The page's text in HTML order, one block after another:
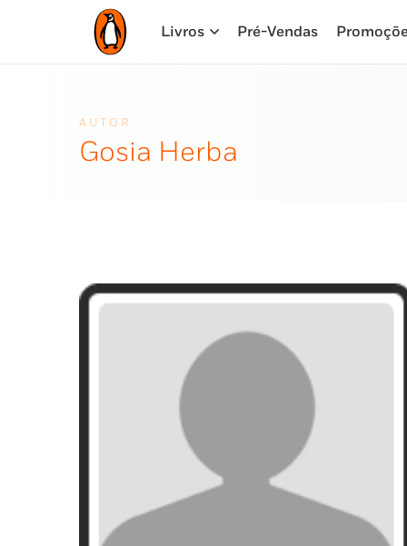
Livros Pré-Vendas
AUTOR
Gosia Herba